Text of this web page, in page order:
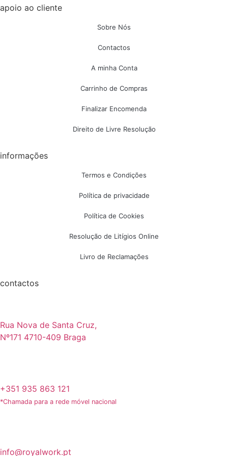
apoio ao cliente
Sobre Nós
Contactos
A minha Conta
Carrinho de Compras
Finalizar Encomenda
Direito de Livre Resolução
informações
Termos e Condições
Política de privacidade
Política de Cookies
Resolução de Litígios Online
Livro de Reclamações
contactos
Rua Nova de Santa Cruz,
Nº171 4710-409 Braga
+351 935 863 121
*Chamada para a rede móvel nacional
info@royalwork.pt